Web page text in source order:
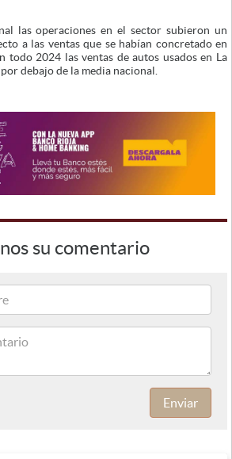
las operaciones en el sector subieron un
a las ventas que se habían concretado en
todo 2024 las ventas de autos usados en La
debajo de la media nacional.
su comentario
Enviar